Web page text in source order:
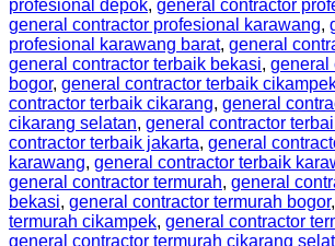
profesional depok, general contractor
general contractor profesional karawang,
profesional karawang barat, general
general contractor terbaik bekasi, general
bogor, general contractor terbaik
contractor terbaik cikarang, general
cikarang selatan, general contractor
contractor terbaik jakarta, general
karawang, general contractor terbaik
general contractor termurah, general
bekasi, general contractor termurah bogor,
termurah cikampek, general contractor
general contractor termurah cikarang